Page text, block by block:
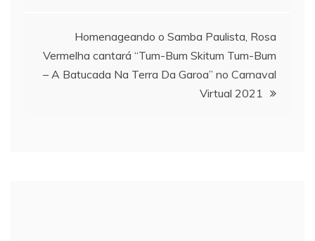
Homenageando o Samba Paulista, Rosa
Vermelha cantará “Tum-Bum Skitum Tum-Bum
– A Batucada Na Terra Da Garoa” no Carnaval
Virtual 2021